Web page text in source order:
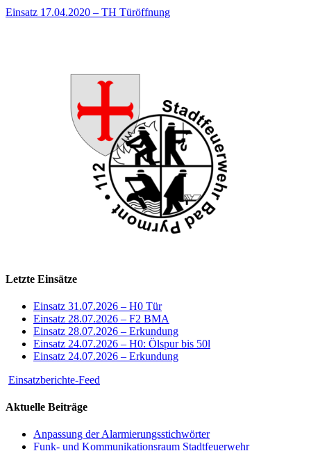
Einsatz 17.04.2020 – TH Türöffnung
Letzte Einsätze
Einsatz 31.07.2026 – H0 Tür
Einsatz 28.07.2026 – F2 BMA
Einsatz 28.07.2026 – Erkundung
Einsatz 24.07.2026 – H0: Ölspur bis 50l
Einsatz 24.07.2026 – Erkundung
Einsatzberichte-Feed
Aktuelle Beiträge
Anpassung der Alarmierungsstichwörter
Funk- und Kommunikationsraum Stadtfeuerwehr